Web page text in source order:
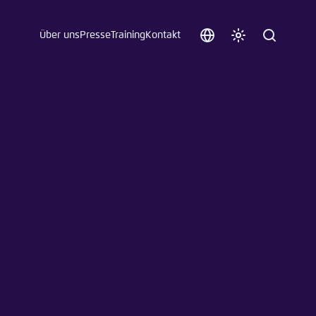
SpracheFarbschema
Suche
Über uns PresseTraining Kontakt